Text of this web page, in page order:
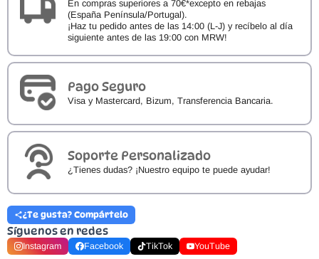
En compras superiores a 70€*excepto en rebajas
(España Península/Portugal).
¡Haz tu pedido antes de las 14:00 (L-J) y recíbelo al día
siguiente antes de las 19:00 con MRW!
Pago Seguro
Visa y Mastercard, Bizum, Transferencia Bancaria.
Soporte Personalizado
¿Tienes dudas? ¡Nuestro equipo te puede ayudar!
¿Te gusta? Compártelo
Síguenos en redes
Instagram Facebook TikTok YouTube